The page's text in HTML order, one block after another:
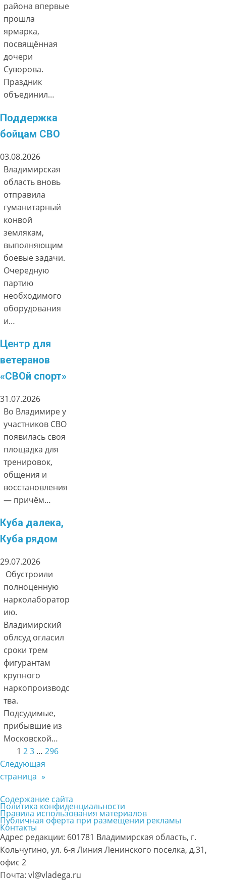
района впервые
прошла
ярмарка,
посвящённая
дочери
Суворова.
Праздник
объединил…
Поддержка
бойцам СВО
03.08.2026
Владимирская
область вновь
отправила
гуманитарный
конвой
землякам,
выполняющим
боевые задачи.
Очередную
партию
необходимого
оборудования
и…
Центр для
ветеранов
«СВОй спорт»
31.07.2026
Во Владимире у
участников СВО
появилась своя
площадка для
тренировок,
общения и
восстановления
— причём…
Куба далека,
Куба рядом
29.07.2026
Обустроили
полноценную
нарколаборатор
ию.
Владимирский
облсуд огласил
сроки трем
фигурантам
крупного
наркопроизводс
тва.
Подсудимые,
прибывшие из
Московской…
1 23 … 296
Следующая
страница »
Содержание сайта
Политика конфиденциальности
Правила использования материалов
Публичная оферта при размещении рекламы
Контакты
Адрес редакции: 601781 Владимирская область, г.
Кольчугино, ул. 6-я Линия Ленинского поселка, д.31,
офис 2
Почта: vl@vladega.ru